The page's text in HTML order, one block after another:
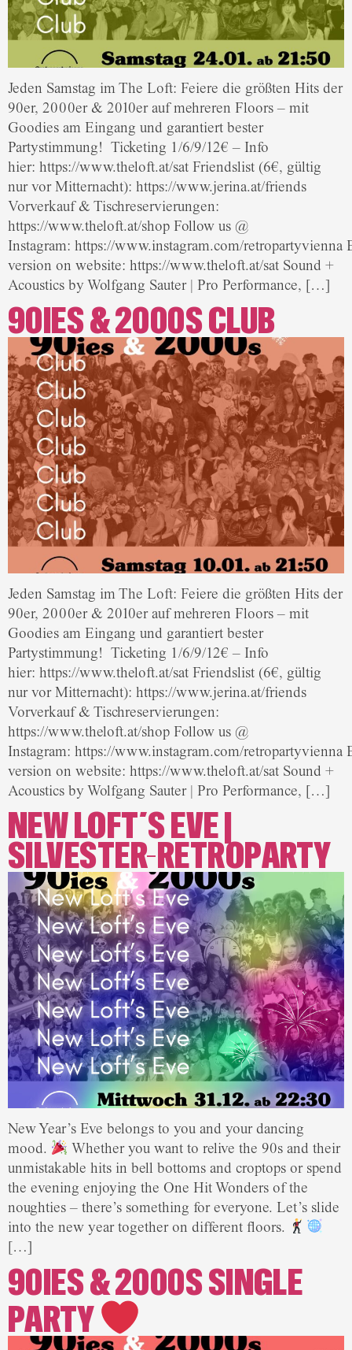
Jeden Samstag im The Loft: Feiere die größten Hits der
90er, 2000er & 2010er auf mehreren Floors – mit
Goodies am Eingang und garantiert bester
Partystimmung! Ticketing 1/6/9/12€ – Info
hier: https://www.theloft.at/sat Friendslist (6€, gültig
nur vor Mitternacht): https://www.jerina.at/friends
Vorverkauf & Tischreservierungen:
https://www.theloft.at/shop Follow us @
Instagram: https://www.instagram.com/retropartyvienna
version on website: https://www.theloft.at/sat Sound +
Acoustics by Wolfgang Sauter | Pro Performance, […]
90IES & 2000S CLUB
Jeden Samstag im The Loft: Feiere die größten Hits der
90er, 2000er & 2010er auf mehreren Floors – mit
Goodies am Eingang und garantiert bester
Partystimmung! Ticketing 1/6/9/12€ – Info
hier: https://www.theloft.at/sat Friendslist (6€, gültig
nur vor Mitternacht): https://www.jerina.at/friends
Vorverkauf & Tischreservierungen:
https://www.theloft.at/shop Follow us @
Instagram: https://www.instagram.com/retropartyvienna
version on website: https://www.theloft.at/sat Sound +
Acoustics by Wolfgang Sauter | Pro Performance, […]
NEW LOFT´S EVE |
SILVESTER-RETROPARTY
New Year’s Eve belongs to you and your dancing
mood.
Whether you want to relive the 90s and their
unmistakable hits in bell bottoms and croptops or spend
the evening enjoying the One Hit Wonders of the
noughties – there’s something for everyone. Let’s slide
into the new year together on different floors.
[…]
90IES & 2000S SINGLE
PARTY